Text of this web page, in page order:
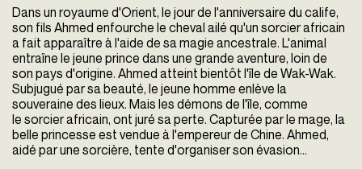
Dans un royaume d'Orient, le jour de l'anniversaire du calife,
son fils Ahmed enfourche le cheval ailé qu'un sorcier africain
a fait apparaître à l'aide de sa magie ancestrale. L'animal
entraîne le jeune prince dans une grande aventure, loin de
son pays d'origine. Ahmed atteint bientôt l'île de Wak-Wak.
Subjugué par sa beauté, le jeune homme enlève la
souveraine des lieux. Mais les démons de l'île, comme
le sorcier africain, ont juré sa perte. Capturée par le mage, la
belle princesse est vendue à l'empereur de Chine. Ahmed,
aidé par une sorcière, tente d'organiser son évasion...